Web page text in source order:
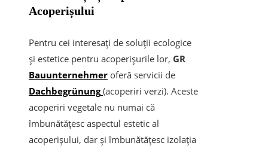
Acoperișului
Pentru cei interesați de soluții ecologice
și estetice pentru acoperișurile lor, GR
Bauunternehmer oferă servicii de
Dachbegrünung (acoperiri verzi). Aceste
acoperiri vegetale nu numai că
îmbunătățesc aspectul estetic al
acoperișului, dar și îmbunătățesc izolația